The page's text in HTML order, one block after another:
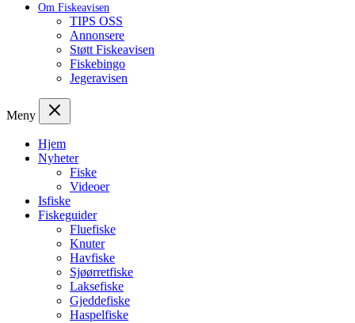
Om Fiskeavisen
TIPS OSS
Annonsere
Støtt Fiskeavisen
Fiskebingo
Jegeravisen
Meny
Hjem
Nyheter
Fiske
Videoer
Isfiske
Fiskeguider
Fluefiske
Knuter
Havfiske
Sjøørretfiske
Laksefiske
Gjeddefiske
Haspelfiske